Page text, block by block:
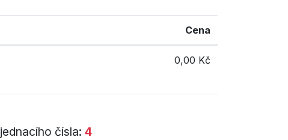
Cena
0,00 Kč
čísla: 4